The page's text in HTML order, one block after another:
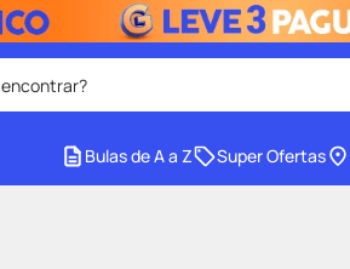
Bulas de A a Z Super Ofertas